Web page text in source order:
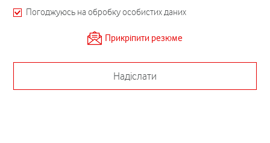
Погоджуюсь на обробку особистих даних
Прикріпити резюме
Надіслати